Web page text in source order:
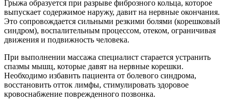
Грыжа образуется при разрыве фиброзного кольца, которое
выпускает содержимое наружу, давит на нервные окончания.
Это сопровождается сильными резкими болями (корешковый
синдром), воспалительным процессом, отеком, ограничивая
движения и подвижность человека.
При выполнении массажа специалист старается устранить
спазмы мышц, которые давят на нервные корешки.
Необходимо избавить пациента от болевого синдрома,
восстановить отток лимфы, стимулировать здоровое
кровоснабжение поврежденного позвонка.